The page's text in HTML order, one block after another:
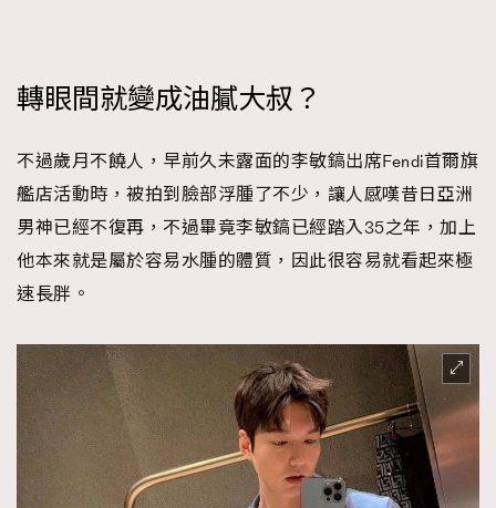
轉眼間就變成油膩大叔？
不過歲月不饒人，早前久未露面的李敏鎬出席Fendi首爾旗
艦店活動時，被拍到臉部浮腫了不少，讓人感嘆昔日亞洲
男神已經不復再，不過畢竟李敏鎬已經踏入35之年，加上
他本來就是屬於容易水腫的體質，因此很容易就看起來極
速長胖。